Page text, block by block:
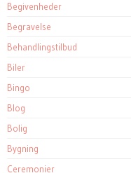
Begivenheder
Begravelse
Behandlingstilbud
Biler
Bingo
Blog
Bolig
Bygning
Ceremonier